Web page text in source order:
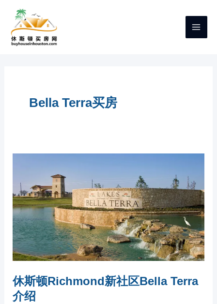
Bella Terra买房
休斯顿Richmond新社区Bella Terra
介绍
休
区
BELLA
TERRA
介
绍